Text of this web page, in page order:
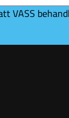
VASS